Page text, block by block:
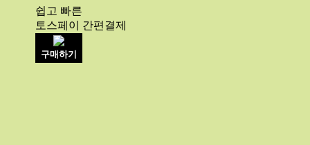
쉽고 빠른
토스페이 간편결제
구매하기